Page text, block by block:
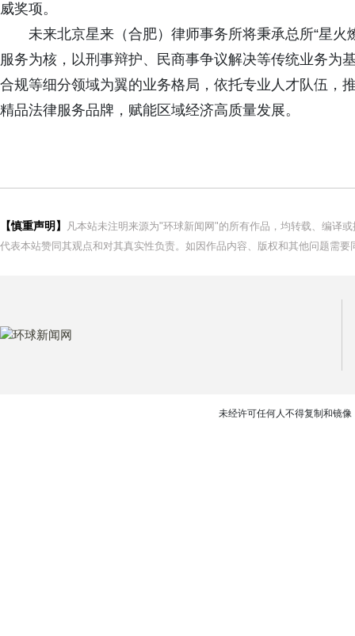
威奖项。
未来北京星来（合肥）律师事务所将秉承总所“星
服务为核，以刑事辩护、民商事争议解决等传统业务为
合规等细分领域为翼的业务格局，依托专业人才队伍，
精品法律服务品牌，赋能区域经济高质量发展。
【慎重声明】
凡本站未注明来源为"环球新闻网"的所有作品，均转载、编译
代表本站赞同其观点和对其真实性负责。如因作品内容、版权和其他问题需
未经许可任何人不得复制和镜